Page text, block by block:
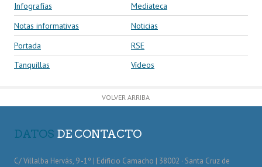
Infografías
Mediateca
Notas informativas
Noticias
Portada
RSE
Tanquillas
Vídeos
VOLVER ARRIBA
DATOS DE CONTACTO
C/ Villalba Hervás, 9 -1º | Edificio Camacho | 38002 · Santa Cruz de